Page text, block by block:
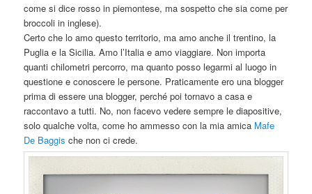
come si dice rosso in piemontese, ma sospetto che sia come per
broccoli in inglese).
Certo che lo amo questo territorio, ma amo anche il trentino, la
Puglia e la Sicilia. Amo l’Italia e amo viaggiare. Non importa
quanti chilometri percorro, ma quanto posso legarmi al luogo in
questione e conoscere le persone. Praticamente ero una blogger
prima di essere una blogger, perché poi tornavo a casa e
raccontavo a tutti. No, non facevo vedere sempre le diapositive,
solo qualche volta, come ho ammesso con la mia amica Mafe
De Baggis che non ci crede.